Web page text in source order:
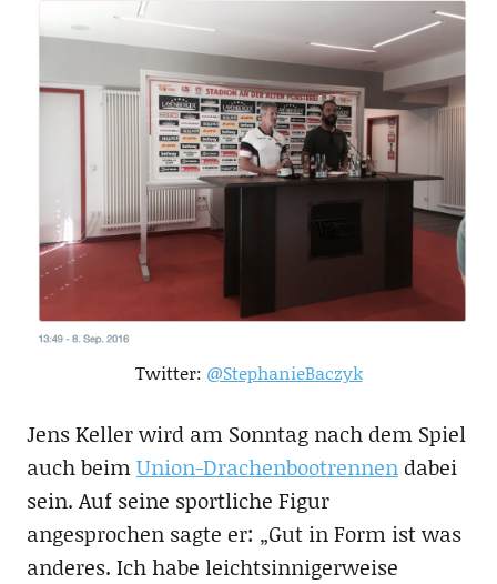
Twitter: @StephanieBaczyk
Jens Keller wird am Sonntag nach dem Spiel
auch beimUnion-Drachenbootrennendabei
sein. Auf seine sportliche Figur
angesprochen sagte er: „Gut in Form ist was
anderes. Ich habe leichtsinnigerweise